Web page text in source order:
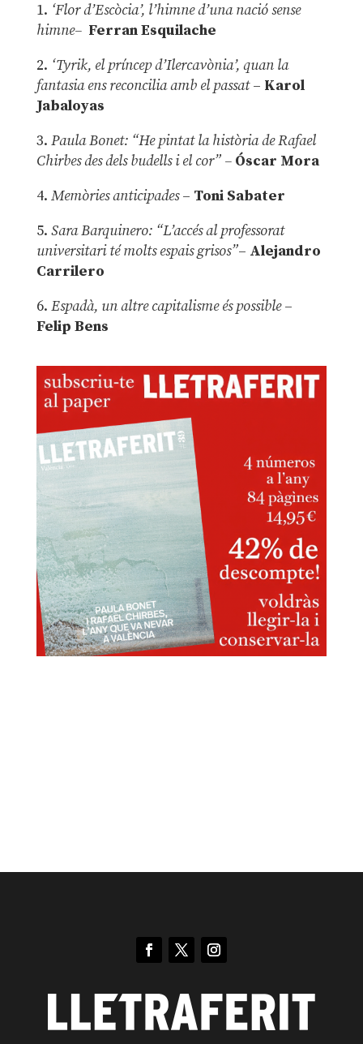
1. ‘Flor d’Escòcia’, l’himne d’una nació sense
himne– Ferran Esquilache
2. ‘Tyrik, el príncep d’Ilercavònia’, quan la
fantasia ens reconcilia amb el passat– Karol
Jabaloyas
3. Paula Bonet: “He pintat la història de Rafael
Chirbes des dels budells i el cor” –Óscar Mora
4. Memòries anticipades– Toni Sabater
5. Sara Barquinero: “L’accés al professorat
universitari té molts espais grisos”– Alejandro
Carrilero
6. Espadà, un altre capitalisme és possible –
Felip Bens